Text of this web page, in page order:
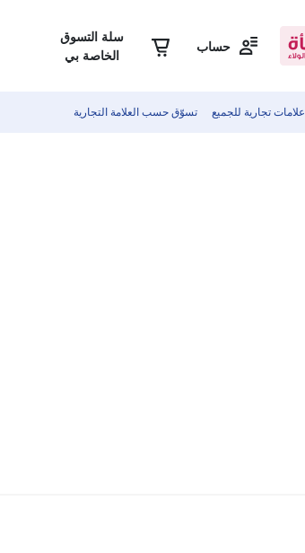
حساب
سلة التسوق
الخاصة بي
علامات تجارية للجميع تسوّق حسب العلامة التجارية